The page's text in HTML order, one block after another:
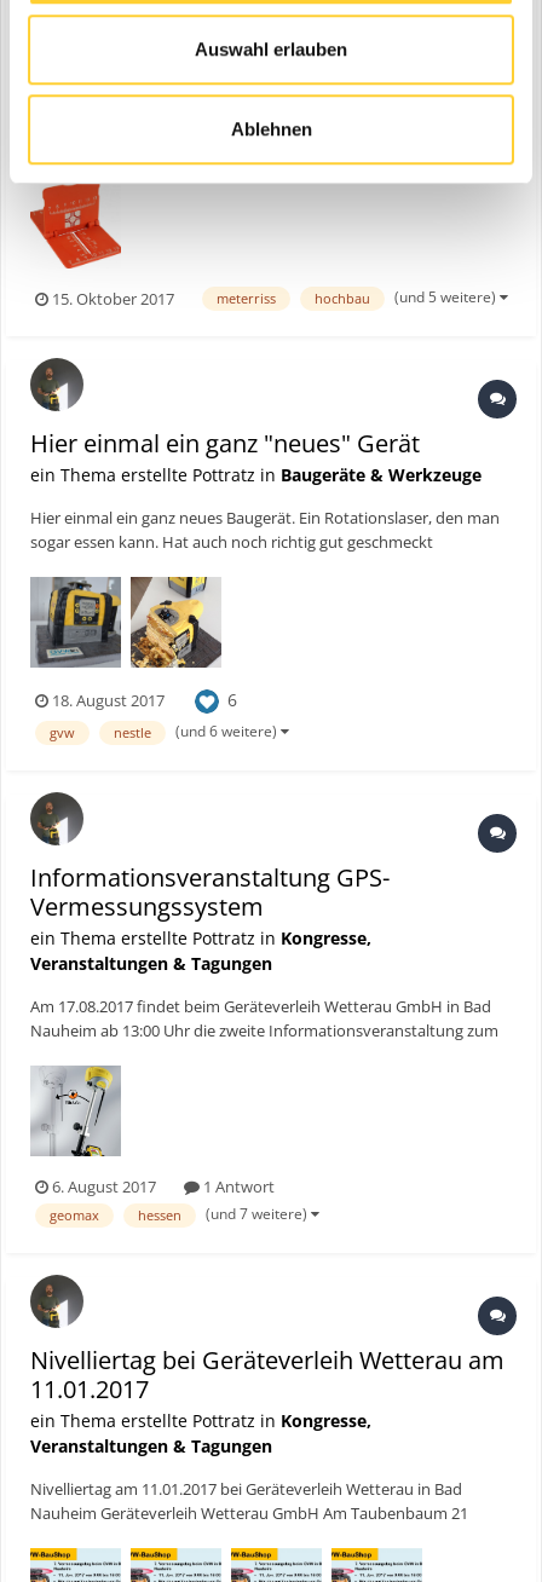
Auswahl erlauben
Ablehnen
Geräteverleih Wetterau
ein Thema erstellte Pottratz inKongresse,
Liebe Kunden, in der GVW-Akademie dreht sich am 17.10.2017 alles
um das Thema Meterriss-Plaketten. Georg Rothbucher wird uns
folgende Themen näherbringen: Meterriss nach DIN 18299 VOB
Achsen einmal gemacht und dauerhaft gesichert Schnelles
Ausrichten von Linienlasern auf Achse...
15. Oktober 2017 meterriss hochbau (und 5 weitere)
Hier einmal ein ganz "neues" Gerät
ein Thema erstellte Pottratz in Baugeräte & Werkzeuge
Hier einmal ein ganz neues Baugerät. Ein Rotationslaser, den man
sogar essen kann. Hat auch noch richtig gut geschmeckt
18. August 2017 6
gvw nestle (und 6 weitere)
Informationsveranstaltung GPS-
Vermessungssystem
ein Thema erstellte Pottratz in Kongresse,
Veranstaltungen & Tagungen
Am 17.08.2017 findet beim Geräteverleih Wetterau GmbH in Bad
Nauheim ab 13:00 Uhr die zweite Informationsveranstaltung zum
mit GPS sein. Egal ob beim Tiefbau, in der Landwirtschaft oder bei
den Gemeinden. GPS-Vermessungstechnik wird i...
6. August 2017 1 Antwort
geomax hessen (und 7 weitere)
Nivelliertag bei Geräteverleih Wetterau am
11.01.2017
ein Thema erstellte Pottratz in Kongresse,
Veranstaltungen & Tagungen
Nivelliertag am 11.01.2017 bei Geräteverleih Wetterau in Bad
Nauheim Geräteverleih Wetterau GmbH Am Taubenbaum 21